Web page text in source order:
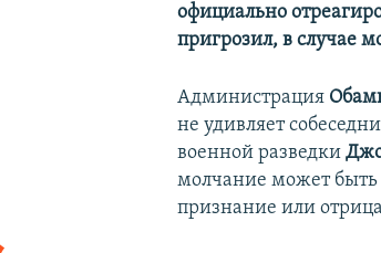
официально
пригрозил, в случае
Администрация
не удивляет
военной разведки
молчание может быть
признание или